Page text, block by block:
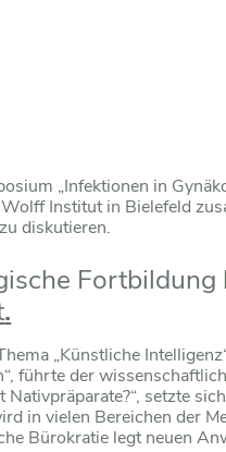
„Infektionen in
Institut in Bielefeld
diskutieren.
.
„Künstliche
führte der
setzte
in vielen Bereichen der
Bürokratie legt neuen